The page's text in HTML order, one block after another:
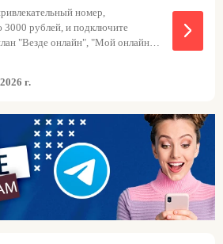
номер,
3000 рублей, и подключите
"Везде онлайн", "Мой онлайн+"
оформлении заказа введите
плана "Мой онлайн+" - goldspb1
плана Black.
г.